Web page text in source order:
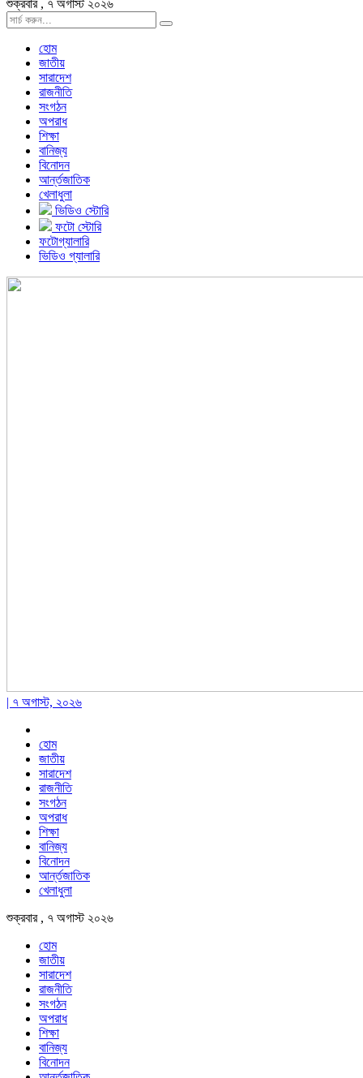
শুক্রবার , ৭ অগাস্ট ২০২৬
হোম
জাতীয়
সারাদেশ
রাজনীতি
সংগঠন
অপরাধ
শিক্ষা
বানিজ্য
বিনোদন
আর্ন্তজাতিক
খেলাধুলা
ভিডিও স্টোরি
ফটো স্টোরি
ফটোগ্যালারি
ভিডিও গ্যালারি
| ৭ অগাস্ট, ২০২৬
হোম
জাতীয়
সারাদেশ
রাজনীতি
সংগঠন
অপরাধ
শিক্ষা
বানিজ্য
বিনোদন
আর্ন্তজাতিক
খেলাধুলা
শুক্রবার , ৭ অগাস্ট ২০২৬
হোম
জাতীয়
সারাদেশ
রাজনীতি
সংগঠন
অপরাধ
শিক্ষা
বানিজ্য
বিনোদন